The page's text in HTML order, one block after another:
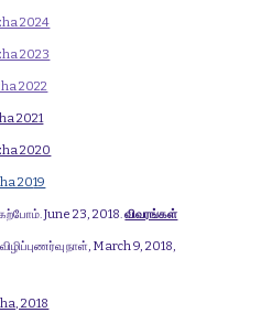
2024
2023
2022
2021
2020
2019
June 23, 2018.விவரங்கள்
நாள், March 9, 2018,
2018